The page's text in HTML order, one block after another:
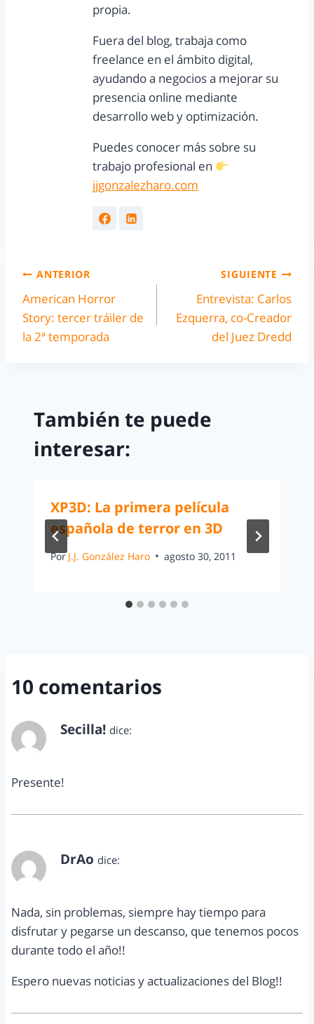
propia.
Fuera del blog, trabaja como
freelance en el ámbito digital,
ayudando a negocios a mejorar su
presencia online mediante
desarrollo web y optimización.
Puedes conocer más sobre su
trabajo profesional en
jjgonzalezharo.com
ANTERIOR
American Horror
Story: tercer tráiler de
la 2ª temporada
SIGUIENTE
Entrevista: Carlos
Ezquerra, co-Creador
del Juez Dredd
También te puede
interesar:
XP3D: La primera película
española de terror en 3D
Por J.J. González Haro agosto 30, 2011
10 comentarios
Secilla! dice:
Presente!
DrAo dice:
Nada, sin problemas, siempre hay tiempo para
disfrutar y pegarse un descanso, que tenemos pocos
durante todo el año!!
Espero nuevas noticias y actualizaciones del Blog!!